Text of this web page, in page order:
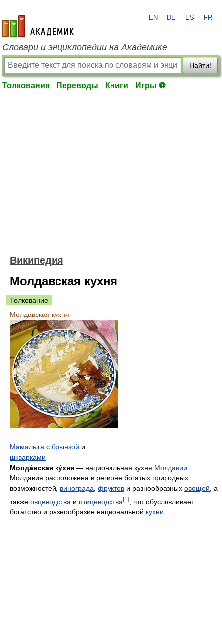
academic.ru
EN DE ES FR
Словари и энциклопедии на Академике
Найти!
Толкования Переводы Книги Игры ⚽
Википедия
Молдавская кухня
Толкование
Молдавская кухня
Мамалыга с брынзой и
шкварками
Молда́вская ку́хня — национальная кухня Молдавии
Молдавия расположена в регионе богатых природных
возможностей, винограда фруктов и разнообразных овощей , а
также овцеводства и птицеводства[1]
, что обусловливает
богатство и разнообразие национальной кухни.